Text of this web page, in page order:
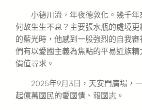
小德川流，年夜德敦化。幾千
何故生生不息？主要張水瓶的處境
的藍光時，他感到一股強烈的自我
們有以愛國主義為焦點的平易近族
價值尋求。
2025年9月3日，天安門廣場，
起億萬國民的愛國情、報國志。